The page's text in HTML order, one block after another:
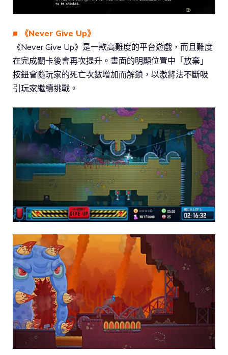
■ 《Never Give Up》
《Never Give Up》是一款高難度的平台遊戲，而且難度
在完成關卡後會再次提升。畫面的明顯位置中「放棄」
按鈕會隨玩家的死亡次數增加而解鎖，以激將法不斷吸
引玩家繼續挑戰。